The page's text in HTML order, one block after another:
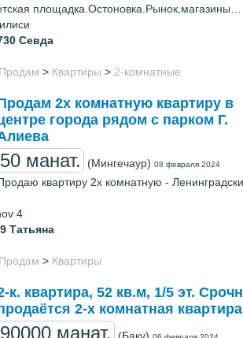
площадка.Остоновка.Рынок,магазины…
Севда
Продам > Квартиры > 2-комнатные
2х комнатную квартиру в
города рядом с парком Г.
50 манат. (Мингечаур) 08 февраля 2024
квартиру 2х комнатную -
4
Татьяна
Продам > Квартиры
к. квартира, 52 кв.м, 1/5 эт.
2-х комнатная квартира
90000 манат. (Баку)